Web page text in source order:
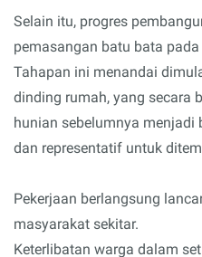
Selain itu, progres
pemasangan batu bata
Tahapan ini menandai
dinding rumah, yang secara
hunian sebelumnya menjadi
dan representatif untuk
Pekerjaan berlangsung
masyarakat sekitar.
Keterlibatan warga dalam